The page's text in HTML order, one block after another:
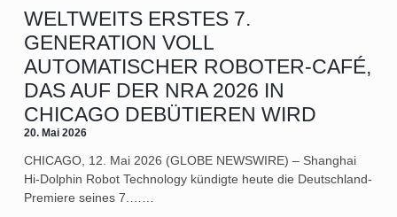
WELTWEITS ERSTES 7.
GENERATION VOLL
AUTOMATISCHER ROBOTER-CAFÉ,
DAS AUF DER NRA 2026 IN
CHICAGO DEBÜTIEREN WIRD
20. Mai 2026
CHICAGO, 12. Mai 2026 (GLOBE NEWSWIRE) – Shanghai
Hi-Dolphin Robot Technology kündigte heute die Deutschland-
Premiere seines 7.……